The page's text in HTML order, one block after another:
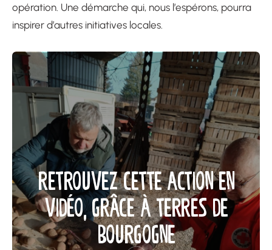
opération. Une démarche qui, nous l’espérons, pourra
inspirer d’autres initiatives locales.
RETROUVEZ CETTE ACTION EN
VIDÉO, GRÂCE À TERRES DE
BOURGOGNE